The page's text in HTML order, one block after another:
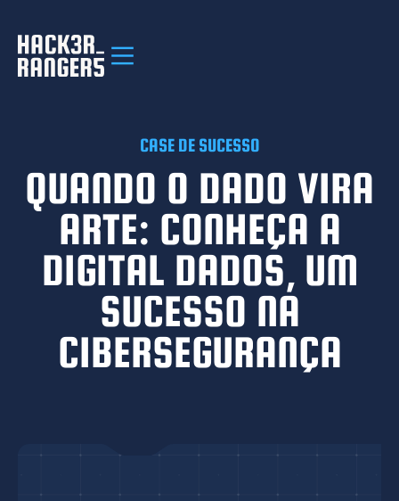
CASE DE SUCESSO
QUANDO O DADO VIRA
ARTE: CONHEÇA A
DIGITAL DADOS, UM
SUCESSO NA
CIBERSEGURANÇA